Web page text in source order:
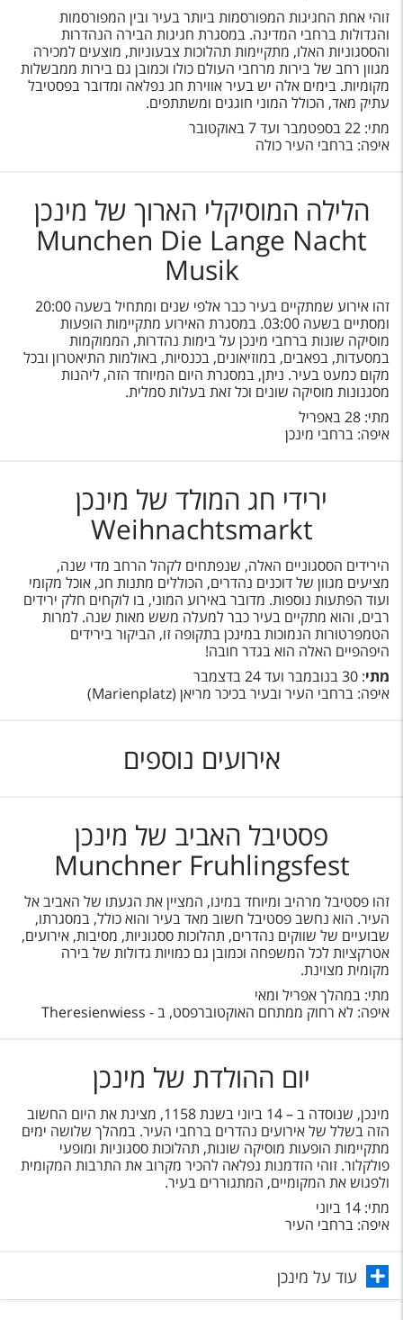
זוהי אחת החגיגות המפורסמות ביותר בעיר ובין המפורסמות
והגדולות ברחבי המדינה. במסגרת חגיגות הבירה הנהדרות
והססגוניות האלו, מתקיימות תהלוכות צבעוניות, מוצעים למכירה
מגוון רחב של בירות מרחבי העולם כולו וכמובן גם בירות ממבשלות
מקומיות. בימים אלה יש בעיר אווירת חג נפלאה ומדובר בפסטיבל
עתיק מאד, הכולל המוני חוגגים ומשתתפים.
מתי: 22 בספטמבר ועד 7 באוקטובר
איפה: ברחבי העיר כולה
הלילה המוסיקלי הארוך של מינכן
Munchen Die Lange Nacht
Musik
זהו אירוע שמתקיים בעיר כבר אלפי שנים ומתחיל בשעה 20:00
ומסתיים בשעה 03:00. במסגרת האירוע מתקיימות הופעות
מוסיקה שונות ברחבי מינכן על בימות נהדרות, הממוקמות
במסעדות, בפאבים, במוזיאונים, בכנסיות, באולמות התיאטרון ובכל
מקום כמעט בעיר. ניתן, במסגרת היום המיוחד הזה, ליהנות
מסגנונות מוסיקה שונים וכל זאת בעלות סמלית.
מתי: 28 באפריל
איפה: ברחבי מינכן
ירידי חג המולד של מינכן
Weihnachtsmarkt
הירידים הססגוניים האלה, שנפתחים לקהל הרחב מדי שנה,
מציעים מגוון של דוכנים נהדרים, הכוללים מתנות חג, אוכל מקומי
ועוד הפתעות נוספות. מדובר באירוע המוני, בו לוקחים חלק ירידים
רבים, והוא מתקיים בעיר כבר למעלה משש מאות שנה. למרות
הטמפרטורות הנמוכות במינכן בתקופה זו, הביקור בירידים
היפהפיים האלה הוא בגדר חובה!
מתי: 30 בנובמבר ועד 24 בדצמבר
איפה: ברחבי העיר ובעיר בכיכר מריאן (Marienplatz)
אירועים נוספים
פסטיבל האביב של מינכן
Munchner Fruhlingsfest
זהו פסטיבל מרהיב ומיוחד במינו, המציין את הגעתו של האביב אל
העיר. הוא נחשב פסטיבל חשוב מאד בעיר והוא כולל, במסגרתו,
שבועיים של שווקים נהדרים, תהלוכות ססגוניות, מסיבות, אירועים,
אטרקציות לכל המשפחה וכמובן גם כמויות גדולות של בירה
מקומית מצוינת.
מתי: במהלך אפריל ומאי
איפה: לא רחוק ממתחם האוקטוברפסט, ב - Theresienwiess
יום ההולדת של מינכן
מינכן, שנוסדה ב – 14 ביוני בשנת 1158, מצינת את היום החשוב
הזה בשלל של אירועים נהדרים ברחבי העיר. במהלך שלושה ימים
מתקיימות הופעות מוסיקה שונות, תהלוכות ססגוניות ומופעי
פולקלור. זוהי הזדמנות נפלאה להכיר מקרוב את התרבות המקומית
ולפגוש את המקומיים, המתגוררים בעיר.
מתי: 14 ביוני
איפה: ברחבי העיר
עוד על מינכן